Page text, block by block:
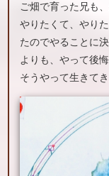
ご畑で育った兄も
やりたくて、やり
たのでやることに
よりも、やって後
そうやって生きてき